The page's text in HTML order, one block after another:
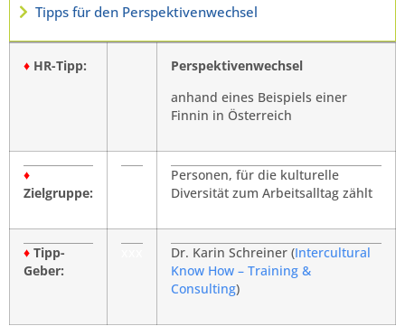
Tipps für den Perspektivenwechsel
♦ HR-Tipp:
Perspektivenwechsel
anhand eines Beispiels einer
Finnin in Österreich
♦
Zielgruppe:
Personen, für die kulturelle
Diversität zum Arbeitsalltag zählt
♦ Tipp-
Geber:
Dr. Karin Schreiner (Intercultural
Know How – Training &
Consulting)